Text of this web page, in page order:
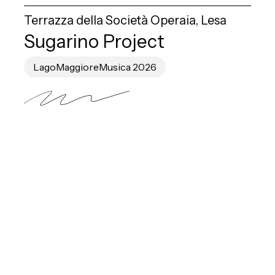
Terrazza della Società Operaia, Lesa
Sugarino Project
LagoMaggioreMusica 2026